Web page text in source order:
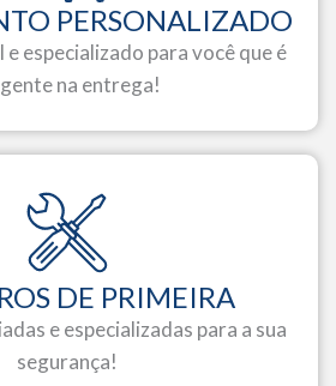
PERSONALIZADO
especializado para você que é
na entrega!
DE PRIMEIRA
e especializadas para a sua
segurança!